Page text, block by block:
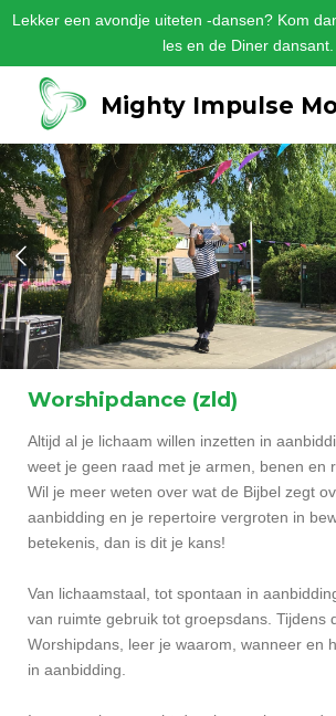
Ga
hoofdinhoud
Mighty Impulse
Lekker een avondje uiteten -dansen? Kom
les en de Diner dansant.
Worshipdance (zld)
Altijd al je lichaam willen inzetten in
weet je geen raad met je armen, benen en
Wil je meer weten over wat de Bijbel zegt
aanbidding en je repertoire vergroten in
betekenis, dan is dit je kans!
Van lichaamstaal, tot spontaan in
van ruimte gebruik tot groepsdans. Tijdens
Worshipdans, leer je waarom, wanneer en
in aanbidding.